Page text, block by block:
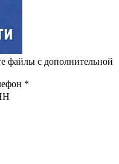
файлы с дополнительной
*